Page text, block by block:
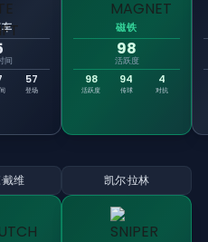
间
57
登场
磁铁
98
活跃度
98
活跃度
94
传球
4
对抗
戴维 凯尔·拉林